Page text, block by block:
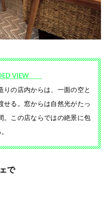
VIEW
りの店内からは、一面の空と
せる。窓からは自然光がたっ
。この店ならではの絶景に包
で